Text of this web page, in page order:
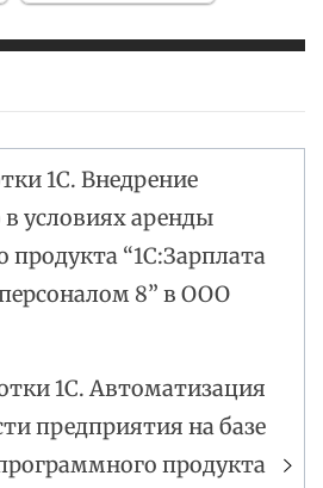
1С. Внедрение
условиях аренды
“1С:Зарплата
8” в ООО
1С. Автоматизация
предприятия на базе
продукта